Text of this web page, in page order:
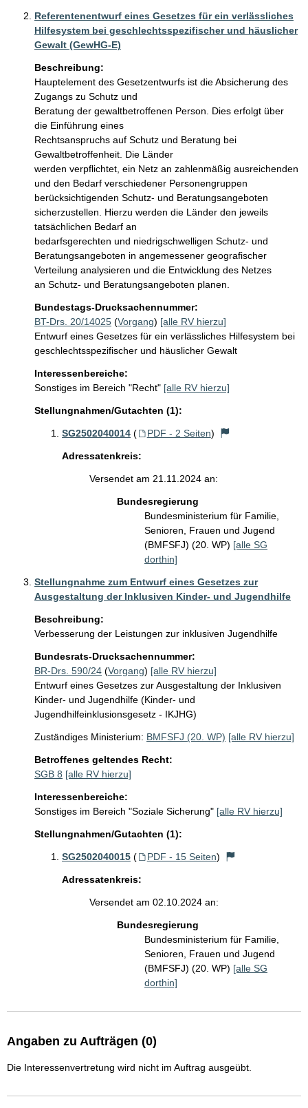
Referentenentwurf eines Gesetzes für ein verlässliches
Hilfesystem bei geschlechtsspezifischer und häuslicher
Gewalt (GewHG-E)
Beschreibung:
Hauptelement des Gesetzentwurfs ist die Absicherung des
Zugangs zu Schutz und
Beratung der gewaltbetroffenen Person. Dies erfolgt über
die Einführung eines
Rechtsanspruchs auf Schutz und Beratung bei
Gewaltbetroffenheit. Die Länder
werden verpflichtet, ein Netz an zahlenmäßig ausreichenden
und den Bedarf verschiedener Personengruppen
berücksichtigenden Schutz- und Beratungsangeboten
sicherzustellen. Hierzu werden die Länder den jeweils
tatsächlichen Bedarf an
bedarfsgerechten und niedrigschwelligen Schutz- und
Beratungsangeboten in angemessener geografischer
Verteilung analysieren und die Entwicklung des Netzes
an Schutz- und Beratungsangeboten planen.
Bundestags-Drucksachennummer:
BT-Drs. 20/14025 (Vorgang) [alle RV hierzu]
Entwurf eines Gesetzes für ein verlässliches Hilfesystem bei
geschlechtsspezifischer und häuslicher Gewalt
Interessenbereiche:
Sonstiges im Bereich "Recht" [alle RV hierzu]
Stellungnahmen/Gutachten (1):
SG2502040014 ( PDF - 2 Seiten)
Adressatenkreis:
Versendet am 21.11.2024 an:
Bundesregierung
Bundesministerium für Familie,
Senioren, Frauen und Jugend
(BMFSFJ) (20. WP) [alle SG
dorthin]
Stellungnahme zum Entwurf eines Gesetzes zur
Ausgestaltung der Inklusiven Kinder- und Jugendhilfe
Beschreibung:
Verbesserung der Leistungen zur inklusiven Jugendhilfe
Bundesrats-Drucksachennummer:
BR-Drs. 590/24 (Vorgang) [alle RV hierzu]
Entwurf eines Gesetzes zur Ausgestaltung der Inklusiven
Kinder- und Jugendhilfe (Kinder- und
Jugendhilfeinklusionsgesetz - IKJHG)
Zuständiges Ministerium: BMFSFJ (20. WP) [alle RV hierzu]
Betroffenes geltendes Recht:
SGB 8 [alle RV hierzu]
Interessenbereiche:
Sonstiges im Bereich "Soziale Sicherung" [alle RV hierzu]
Stellungnahmen/Gutachten (1):
SG2502040015 ( PDF - 15 Seiten)
Adressatenkreis:
Versendet am 02.10.2024 an:
Bundesregierung
Bundesministerium für Familie,
Senioren, Frauen und Jugend
(BMFSFJ) (20. WP) [alle SG
dorthin]
Angaben zu Aufträgen (0)
Die Interessenvertretung wird nicht im Auftrag ausgeübt.